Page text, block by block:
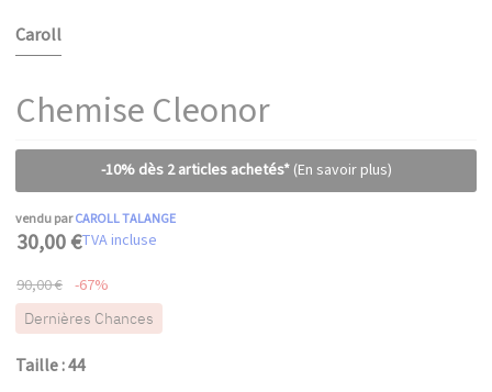
Caroll
Chemise Cleonor
-10% dès 2 articles achetés* (En savoir plus)
vendu parCAROLL TALANGE
30,00 €TVA incluse
90,00 € -67%
Dernières Chances
Taille : 44